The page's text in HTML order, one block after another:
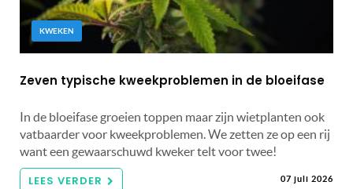
KWEKEN
Zeven typische kweekproblemen in de bloeifase
In de bloeifase groeien toppen maar zijn wietplanten ook
vatbaarder voor kweekproblemen. We zetten ze op een rij
want een gewaarschuwd kweker telt voor twee!
LEES VERDER 07 juli 2026